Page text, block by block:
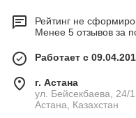
Рейтинг не
Менее 5 отзывов за
Работает с
г. Астана
ул. Бейсекбаева, 24/
Астана, Казахстан